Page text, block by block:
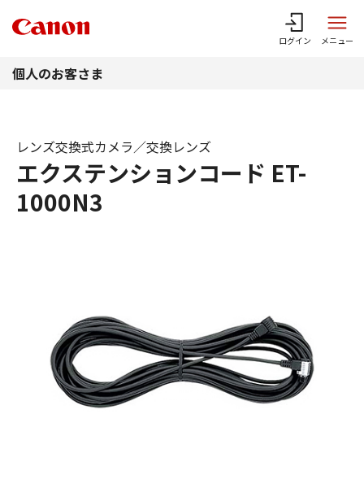
ログイン メニュー
個人のお客さま
エクステンションコード ET-
1000N3
レンズ交換式カメラ／交換レンズ